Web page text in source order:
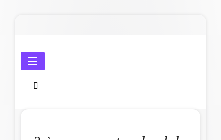
Amicale Laïque de Penmarc'h